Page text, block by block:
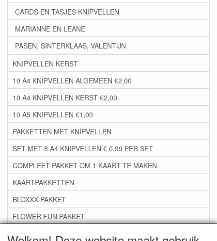
CARDS EN TASJES KNIPVELLEN
MARIANNE EN LEANE
PASEN, SINTERKLAAS, VALENTIJN
KNIPVELLEN KERST
10 A4 KNIPVELLEN ALGEMEEN €2,00
10 A4 KNIPVELLEN KERST €2,00
10 A5 KNIPVELLEN €1,00
PAKKETTEN MET KNIPVELLEN
SET MET 8 A4 KNIPVELLEN € 0,99 PER SET
COMPLEET PAKKET OM 1 KAART TE MAKEN
KAARTPAKKETTEN
BLOXXX PAKKET
FLOWER FUN PAKKET
***GROEP 06*** TAPE/LIJM SNIJMALLEN STEMPELS